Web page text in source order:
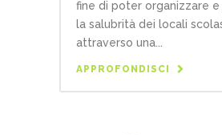
fine di poter organizzare
la salubrità dei locali
attraverso una...
APPROFONDISCI